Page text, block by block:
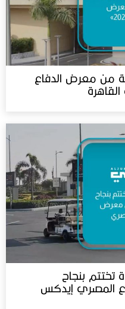
من معرض الدفاع
تختتم بنجاح
المصري إيدكس